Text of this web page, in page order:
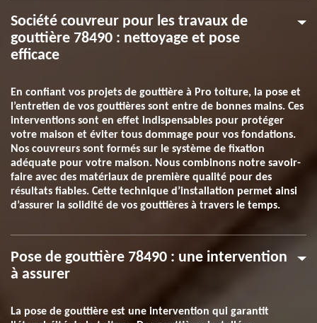
Société couvreur pour les travaux de
gouttière 78490 : nettoyage et pose
efficace
En confiant vos projets de gouttière à Pro toiture, la pose et
l’entretien de vos gouttières sont entre de bonnes mains. Ces
interventions sont en effet indispensables pour protéger
votre maison et éviter tous dommage pour vos fondations.
Nos couvreurs sont formés sur le système de fixation
adéquate pour votre maison. Nous combinons notre savoir-
faire avec des matériaux de première qualité pour des
résultats fiables. Cette technique d’installation permet ainsi
d’assurer la solidité de vos gouttières à travers le temps.
Pose de gouttière 78490 : une intervention
à assurer
La pose de gouttière est une intervention qui garantit